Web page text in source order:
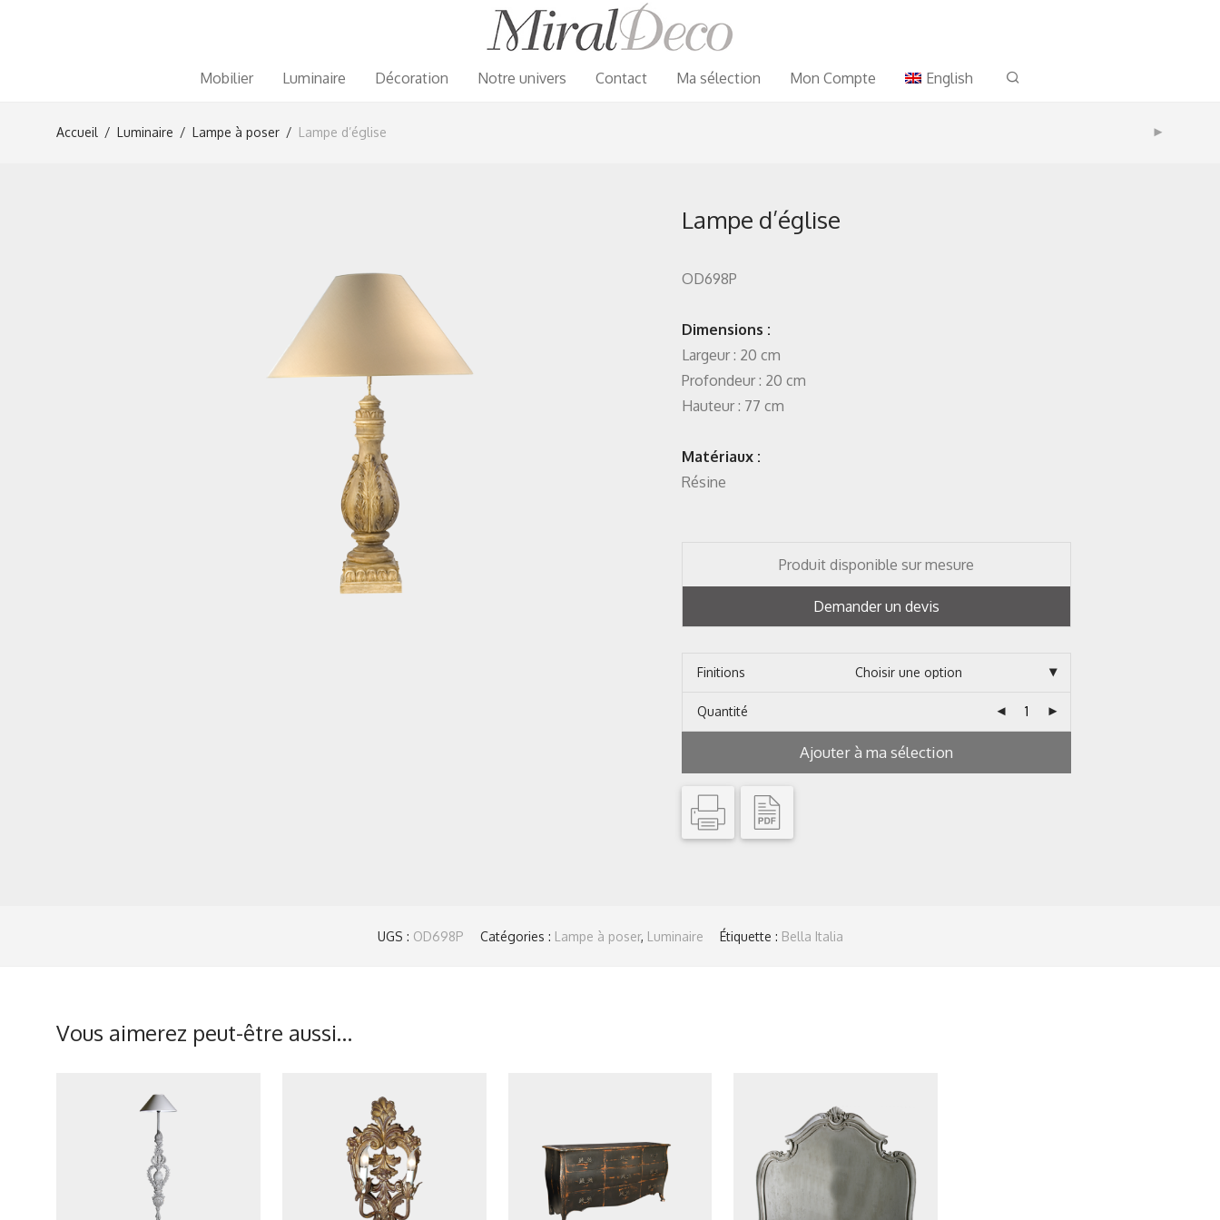
Mobilier Luminaire Décoration Notre univers Contact Ma sélection Mon Compte English
Accueil / Luminaire / Lampe à poser / Lampe d’église
Lampe d’église
OD698P
Dimensions :
Largeur : 20 cm
Profondeur : 20 cm
Hauteur : 77 cm
Matériaux :
Résine
Produit disponible sur mesure
Demander un devis
Finitions
Quantité
Ajouter à ma sélection
UGS : OD698P Catégories : Lampe à poser, Luminaire Étiquette : Bella Italia
Vous aimerez peut-être aussi…